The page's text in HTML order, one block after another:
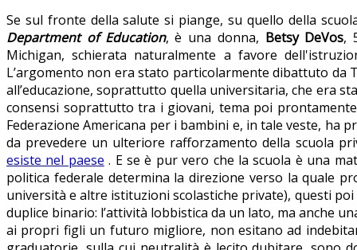
Se sul fronte della salute si piange, su quello della
Department of Education, è una donna, Betsy DeVos,
Michigan, schierata naturalmente a favore
L’argomento non era stato particolarmente dibattuto da
all’educazione, soprattutto quella universitaria, che era
consensi soprattutto tra i giovani, tema poi
Federazione Americana per i bambini e, in tale veste, ha
da prevedere un ulteriore rafforzamento della scuola
esiste nel paese . E se è pur vero che la scuola è una
politica federale determina la direzione verso la quale
università e altre istituzioni scolastiche private), questi
duplice binario: l’attività lobbistica da un lato, ma anche
ai propri figli un futuro migliore, non esitano ad